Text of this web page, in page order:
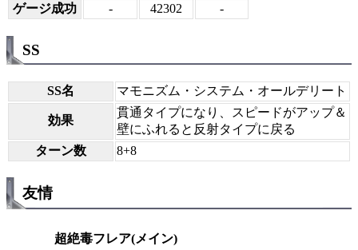
ゲージ成功 - 42302 -
SS
SS名 マモニズム・システム・オールデリート
効果
貫通タイプになり、スピードがアップ＆
壁にふれると反射タイプに戻る
ターン数
8+8
友情
超絶毒フレア(メイン)